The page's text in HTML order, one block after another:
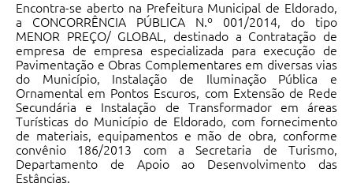
Encontra-se aberto na Prefeitura Municipal de Eldorado,
a CONCORRÊNCIA PÚBLICA N.º 001/2014, do tipo
MENOR PREÇO/ GLOBAL, destinado a Contratação de
empresa de empresa especializada para execução de
Pavimentação e Obras Complementares em diversas vias
do Município, Instalação de Iluminação Pública e
Ornamental em Pontos Escuros, com Extensão de Rede
Secundária e Instalação de Transformador em áreas
Turísticas do Município de Eldorado, com fornecimento
de materiais, equipamentos e mão de obra, conforme
convênio 186/2013 com a Secretaria de Turismo,
Departamento de Apoio ao Desenvolvimento das
Estâncias.